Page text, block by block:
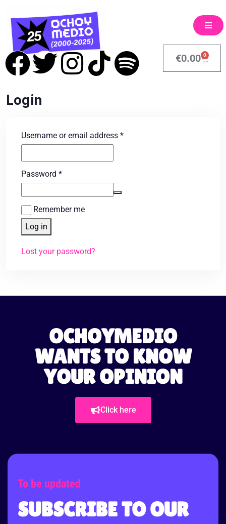
€0.00 0
Login
Username or email address *
Password *
Remember me
Log in
Lost your password?
OCHOYMEDIO
WANTS TO KNOW
YOUR OPINION
Click here
To be updated
SUBSCRIBE TO OUR